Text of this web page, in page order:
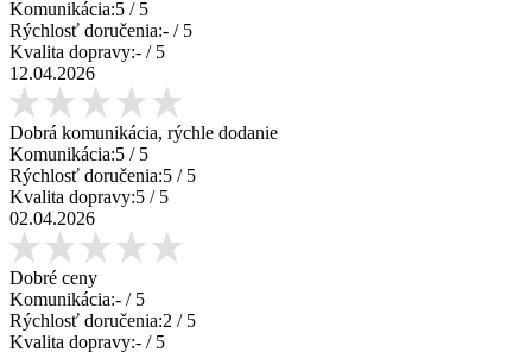
Komunikácia:5 / 5
Rýchlosť doručenia:- / 5
Kvalita dopravy:- / 5
12.04.2026
Dobrá komunikácia, rýchle dodanie
Komunikácia:5 / 5
Rýchlosť doručenia:5 / 5
Kvalita dopravy:5 / 5
02.04.2026
Dobré ceny
Komunikácia:- / 5
Rýchlosť doručenia:2 / 5
Kvalita dopravy:- / 5